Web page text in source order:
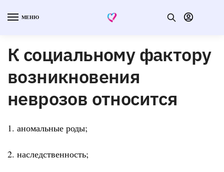
МЕНЮ
К социальному фактору
возникновения
неврозов относится
1. аномальные роды;
2. наследственность;